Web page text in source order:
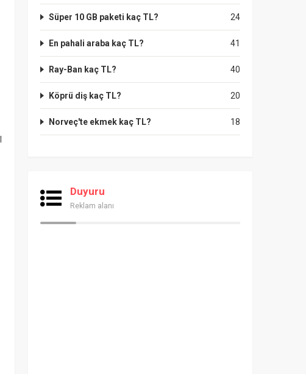
24
Süper 10 GB paketi kaç TL?
41
En pahali araba kaç TL?
40
Ray-Ban kaç TL?
20
Köprü diş kaç TL?
18
Norveç'te ekmek kaç TL?
Duyuru
Reklam alanı